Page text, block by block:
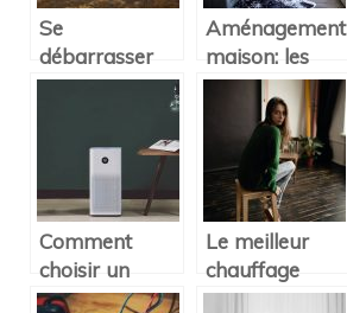
Se
débarrasser
des rongeurs
maison
Aménagement
maison: les
meubles
design parfaits
pour les petits
espaces
Comment
choisir un
purificateur
Le meilleur
chauffage
pour la maison